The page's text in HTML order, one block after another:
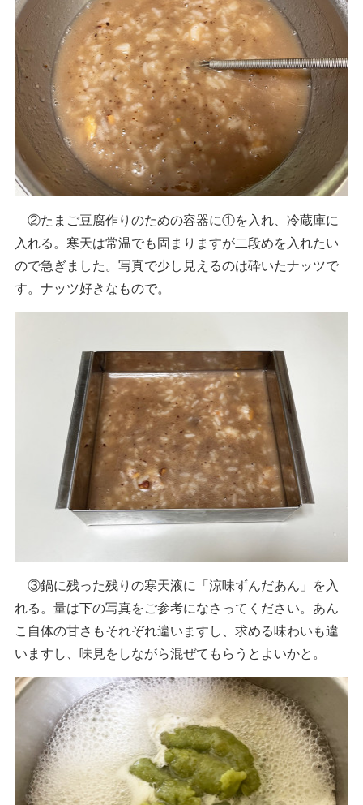
②たまご豆腐作りのための容器に①を入れ、冷蔵庫に
入れる。寒天は常温でも固まりますが二段めを入れたい
ので急ぎました。写真で少し見えるのは砕いたナッツで
す。ナッツ好きなもので。
③鍋に残った残りの寒天液に「涼味ずんだあん」を入
れる。量は下の写真をご参考になさってください。あん
こ自体の甘さもそれぞれ違いますし、求める味わいも違
いますし、味見をしながら混ぜてもらうとよいかと。